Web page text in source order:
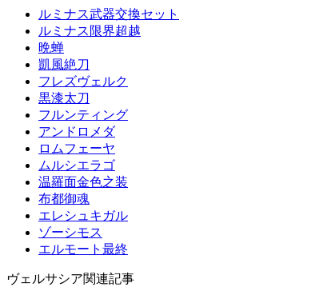
ルミナス武器交換セット
ルミナス限界超越
晩蝉
凱風絶刀
フレズヴェルク
黒漆太刀
フルンティング
アンドロメダ
ロムフェーヤ
ムルシエラゴ
温羅面金色之装
布都御魂
エレシュキガル
ゾーシモス
エルモート最終
ヴェルサシア関連記事